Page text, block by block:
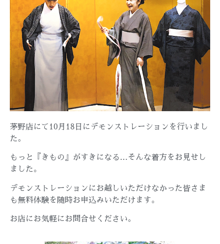
茅野店にて10月18日にデモンストレーションを行いまし
た。
もっと『きもの』がすきになる…そんな着方をお見せし
ました。
デモンストレーションにお越しいただけなかった皆さま
も無料体験を随時お申込みいただけます。
お店にお気軽にお問合せください。